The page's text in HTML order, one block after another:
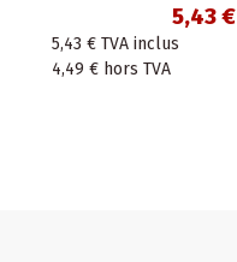
5,43 €
5,43 € TVA inclus
4,49 € hors TVA